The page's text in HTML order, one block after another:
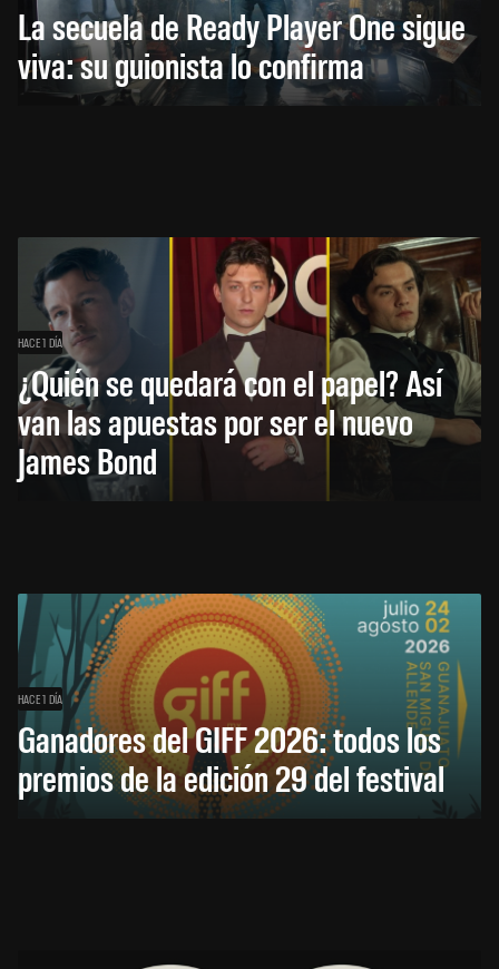
La secuela de Ready Player One sigue
viva: su guionista lo confirma
HACE 1 DÍA
¿Quién se quedará con el papel? Así
van las apuestas por ser el nuevo
James Bond
HACE 1 DÍA
Ganadores del GIFF 2026: todos los
premios de la edición 29 del festival